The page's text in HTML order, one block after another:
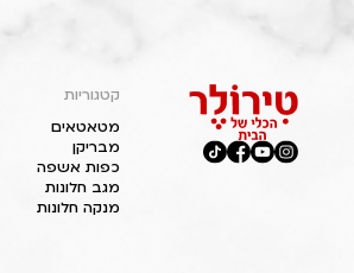
קטגוריות
מטאטאים
מבריקן
כפות אשפה
מגב חלונות
מנקה חלונות